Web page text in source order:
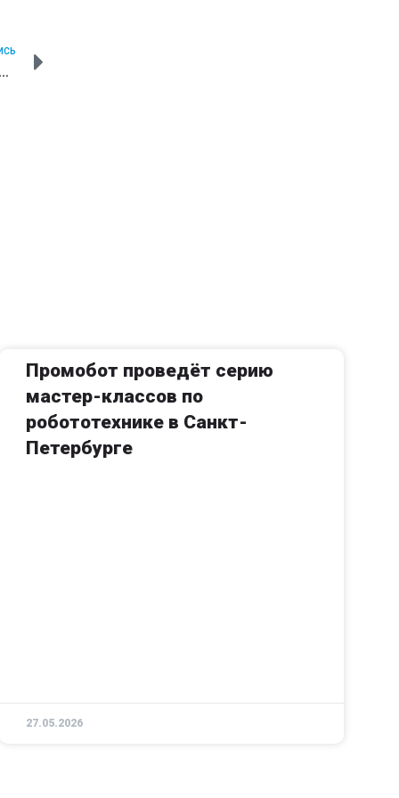
Российский робот стал гидом в московском музее «Современной истории России»
Промобот проведёт серию
мастер-классов по
робототехнике в Санкт-
Петербурге
27.05.2026